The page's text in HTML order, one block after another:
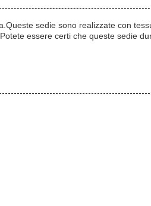
sedie sono realizzate con
essere certi che queste sedie